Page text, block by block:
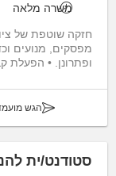
משרה מלאה
חזקה שוטפת של
מפסקים, מנועים
ופתרונן. • הפעלת
הגש
סטודנט/ית